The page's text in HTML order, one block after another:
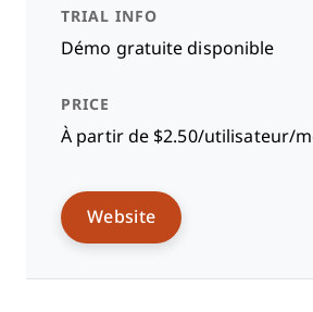
Démo gratuite disponible
À partir de $2.50/utilisateur/
Website